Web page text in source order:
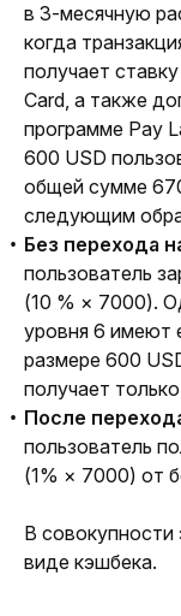
в 3-месячную
когда
получает
Card, а также
программе Pay
600 USD
общей сумме
следующим
Без перехода
пользователь
(10 % × 7000).
уровня 6 имеют
размере 600
получает
После
пользователь
(1% × 7000) от
В
виде кэшбека.